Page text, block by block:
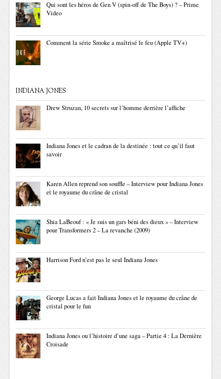
Qui sont les héros de Gen V (spin-off de The Boys) ? – Prime
Video
Comment la série Smoke a maîtrisé le feu (Apple TV+)
INDIANA JONES
Drew Struzan, 10 secrets sur l’homme derrière l’affiche
Indiana Jones et le cadran de la destinée : tout ce qu’il faut
savoir
Karen Allen reprend son souffle – Interview pour Indiana Jones
et le royaume du crâne de cristal
Shia LaBeouf : « Je suis un gars béni des dieux » – Interview
pour Transformers 2 – La revanche (2009)
Harrison Ford n’est pas le seul Indiana Jones
George Lucas a fait Indiana Jones et le royaume du crâne de
cristal pour le fun
Indiana Jones ou l’histoire d’une saga – Partie 4 : La Dernière
Croisade